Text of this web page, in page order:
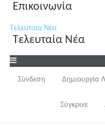
Επικοινωνία
Τελευταία Νέα
Τελευταία Νέα
Σύνδεση Δημιουργία
Σύγκρινε